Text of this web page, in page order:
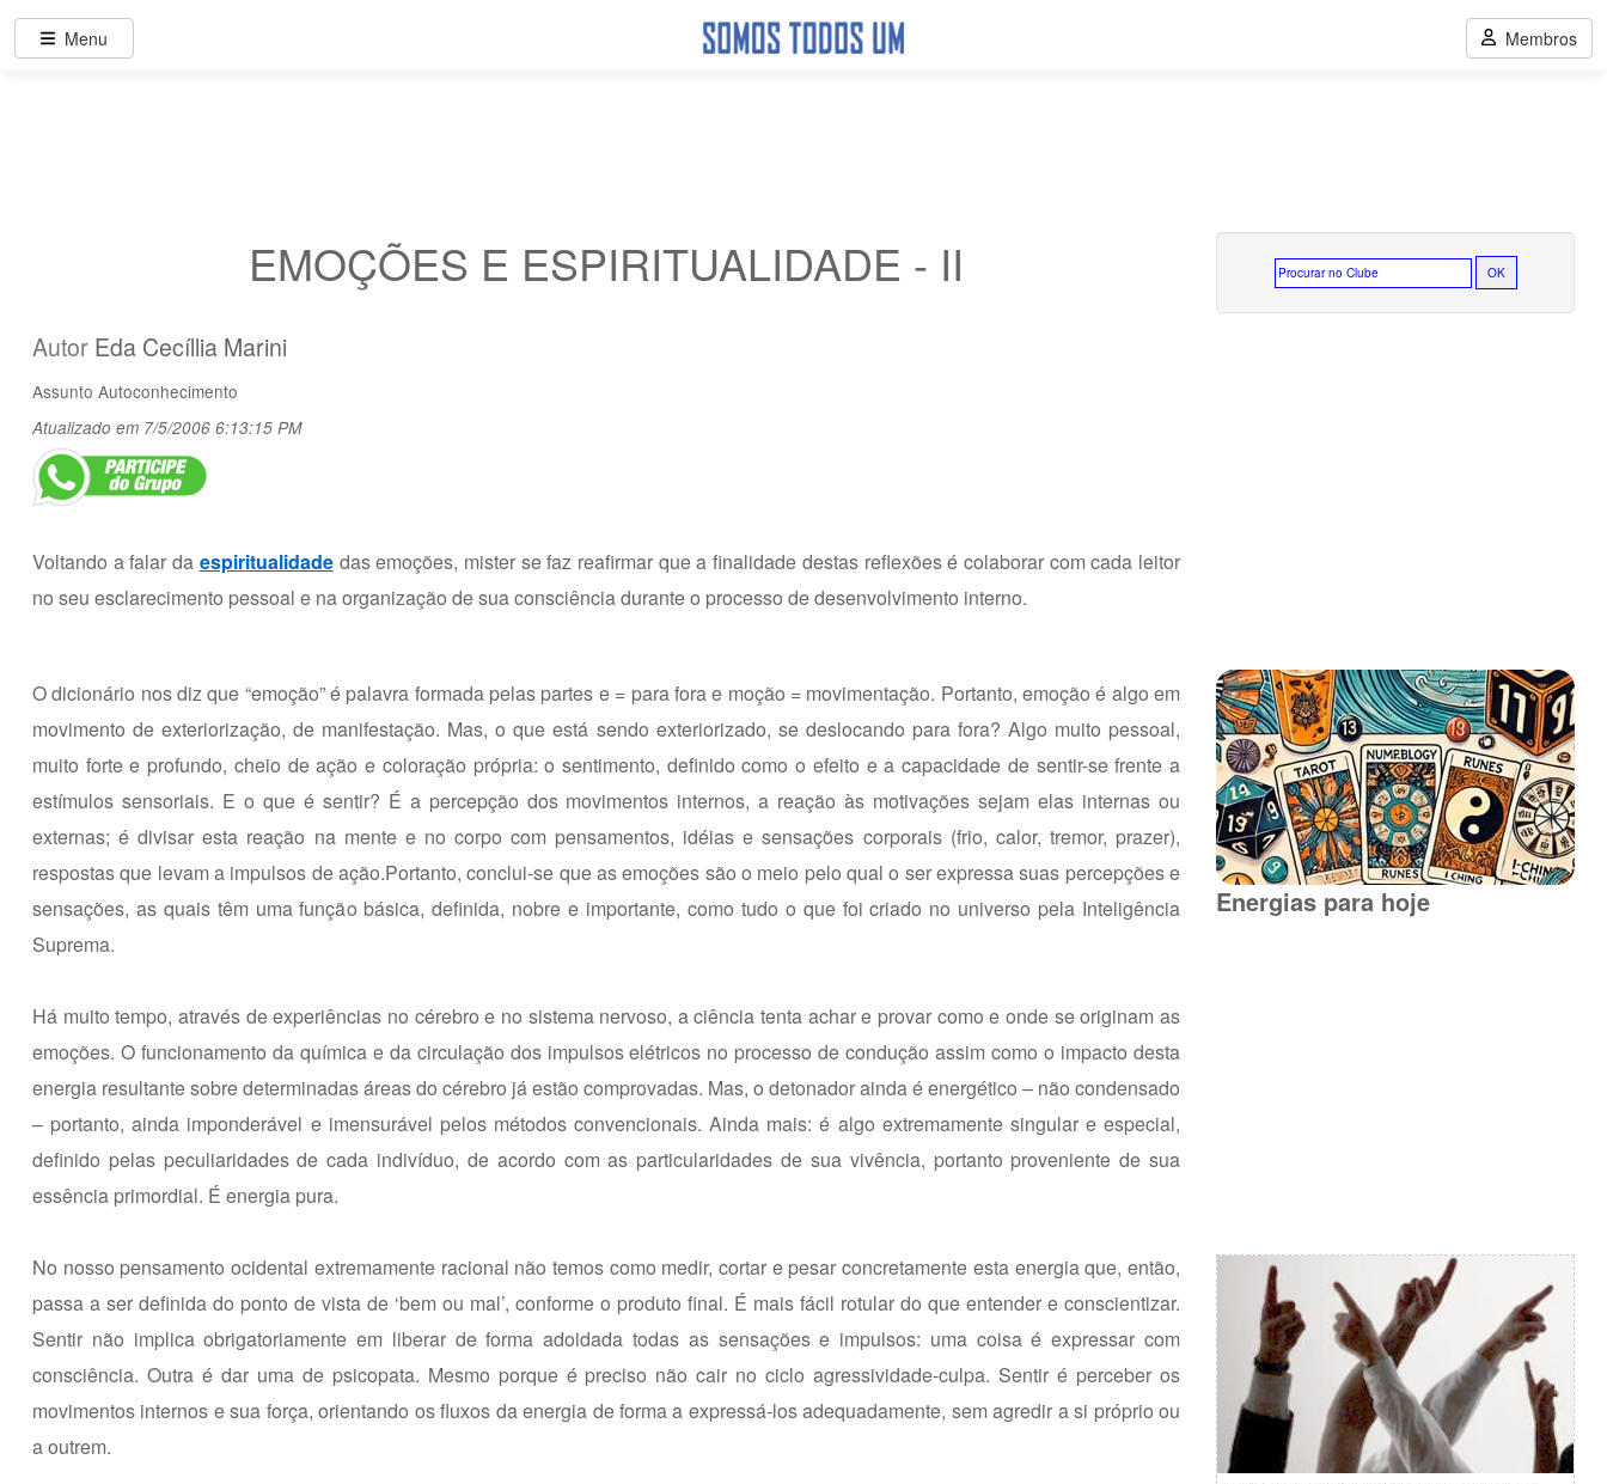
EMOÇÕES E ESPIRITUALIDADE - II
Autor Eda Cecíllia Marini
Assunto Autoconhecimento
Atualizado em 7/5/2006 6:13:15 PM
Voltando a falar da espiritualidadedas emoções, mister se faz reafirmar que a finalidade destas reflexões é colaborar com cada leitor
no seu esclarecimento pessoal e na organização de sua consciência durante o processo de desenvolvimento interno.
O dicionário nos diz que “emoção” é palavra formada pelas partes e = para fora e moção = movimentação. Portanto, emoção é algo em
movimento de exteriorização, de manifestação. Mas, o que está sendo exteriorizado, se deslocando para fora? Algo muito pessoal,
muito forte e profundo, cheio de ação e coloração própria: o sentimento, definido como o efeito e a capacidade de sentir-se frente a
estímulos sensoriais. E o que é sentir? É a percepção dos movimentos internos, a reação às motivações sejam elas internas ou
externas; é divisar esta reação na mente e no corpo com pensamentos, idéias e sensações corporais (frio, calor, tremor, prazer),
respostas que levam a impulsos de ação.Portanto, conclui-se que as emoções são o meio pelo qual o ser expressa suas percepções e
sensações, as quais têm uma função básica, definida, nobre e importante, como tudo o que foi criado no universo pela Inteligência
Suprema.
Há muito tempo, através de experiências no cérebro e no sistema nervoso, a ciência tenta achar e provar como e onde se originam as
emoções. O funcionamento da química e da circulação dos impulsos elétricos no processo de condução assim como o impacto desta
energia resultante sobre determinadas áreas do cérebro já estão comprovadas. Mas, o detonador ainda é energético – não condensado
– portanto, ainda imponderável e imensurável pelos métodos convencionais. Ainda mais: é algo extremamente singular e especial,
definido pelas peculiaridades de cada indivíduo, de acordo com as particularidades de sua vivência, portanto proveniente de sua
essência primordial. É energia pura.
No nosso pensamento ocidental extremamente racional não temos como medir, cortar e pesar concretamente esta energia que, então,
passa a ser definida do ponto de vista de ‘bem ou mal’, conforme o produto final. É mais fácil rotular do que entender e conscientizar.
Sentir não implica obrigatoriamente em liberar de forma adoidada todas as sensações e impulsos: uma coisa é expressar com
consciência. Outra é dar uma de psicopata. Mesmo porque é preciso não cair no ciclo agressividade-culpa. Sentir é perceber os
movimentos internos e sua força, orientando os fluxos da energia de forma a expressá-los adequadamente, sem agredir a si próprio ou
a outrem.
Energias para hoje
Menu Membros